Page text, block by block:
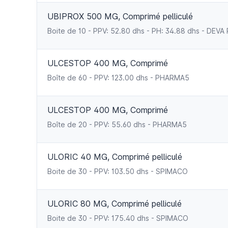
UBIPROX 500 MG, Comprimé pelliculé
Boite de 10 - PPV: 52.80 dhs - PH: 34.88 dhs - DEVA
ULCESTOP 400 MG, Comprimé
Boîte de 60 - PPV: 123.00 dhs - PHARMA5
ULCESTOP 400 MG, Comprimé
Boîte de 20 - PPV: 55.60 dhs - PHARMA5
ULORIC 40 MG, Comprimé pelliculé
Boite de 30 - PPV: 103.50 dhs - SPIMACO
ULORIC 80 MG, Comprimé pelliculé
Boite de 30 - PPV: 175.40 dhs - SPIMACO